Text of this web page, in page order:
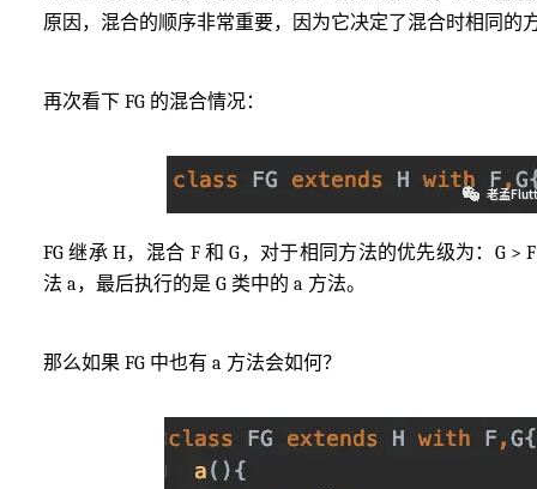
原因，混合的顺序非常重要，因为它决定了混合时相同的
再次看下 FG 的混合情况：
FG 继承 H，混合 F 和 G，对于相同方法的优先级为：G >
法 a，最后执行的是 G 类中的 a 方法。
那么如果 FG 中也有 a 方法会如何？